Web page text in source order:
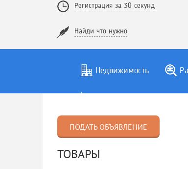
Регистрация за 30 секунд
Найди что нужно
Недвижимость
ПОДАТЬ ОБЪЯВЛЕНИЕ
ТОВАРЫ